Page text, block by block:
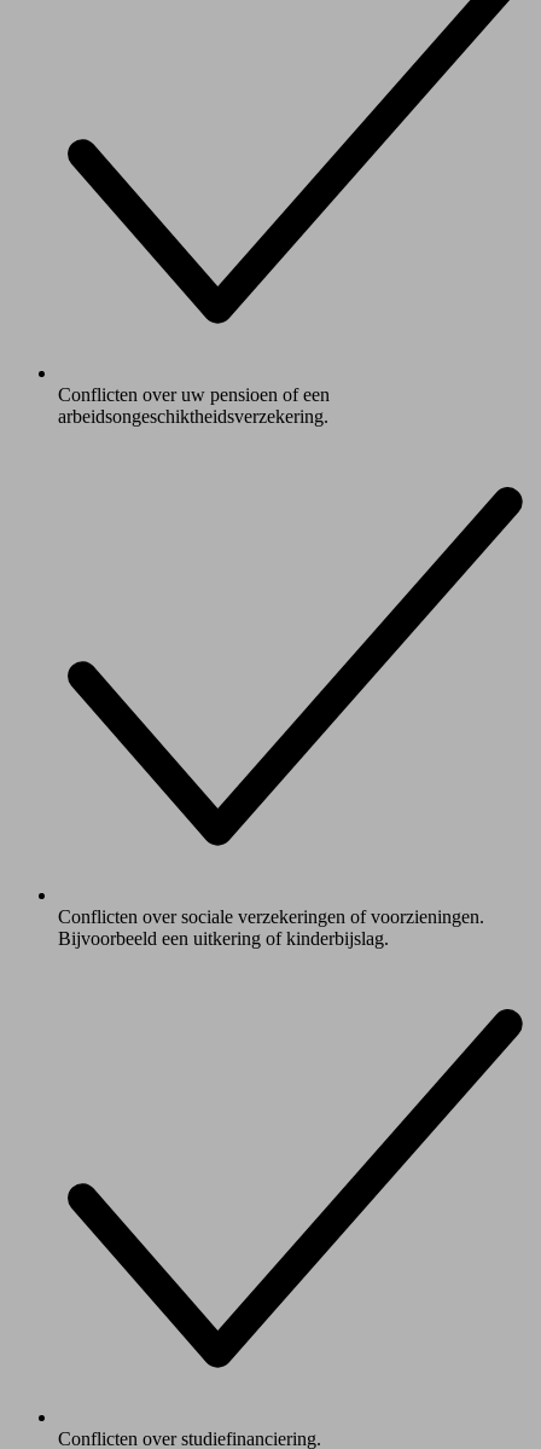
Conflicten over uw pensioen of een
arbeidsongeschiktheidsverzekering.
Conflicten over sociale verzekeringen of voorzieningen.
Bijvoorbeeld een uitkering of kinderbijslag.
Conflicten over studiefinanciering.